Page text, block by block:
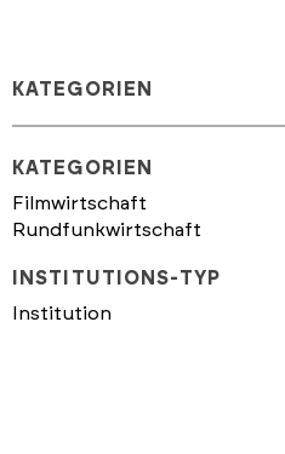
KATEGORIEN
KATEGORIEN
Filmwirtschaft
Rundfunkwirtschaft
INSTITUTIONS-TYP
Institution